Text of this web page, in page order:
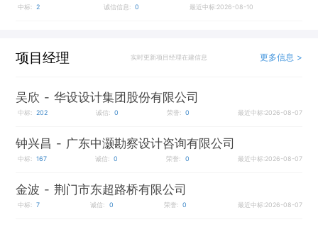
中标: 2 诚信信息: 0 最近中标:2026-08-10
项目经理 实时更新项目经理在建信息 更多信息 >
吴欣 - 华设设计集团股份有限公司
中标: 202 诚信: 0 荣誉: 0 最近中标:2026-08-07
钟兴昌 - 广东中灏勘察设计咨询有限公司
中标: 167 诚信: 0 荣誉: 0 最近中标:2026-08-07
金波 - 荆门市东超路桥有限公司
中标: 7 诚信: 0 荣誉: 0 最近中标:2026-08-07